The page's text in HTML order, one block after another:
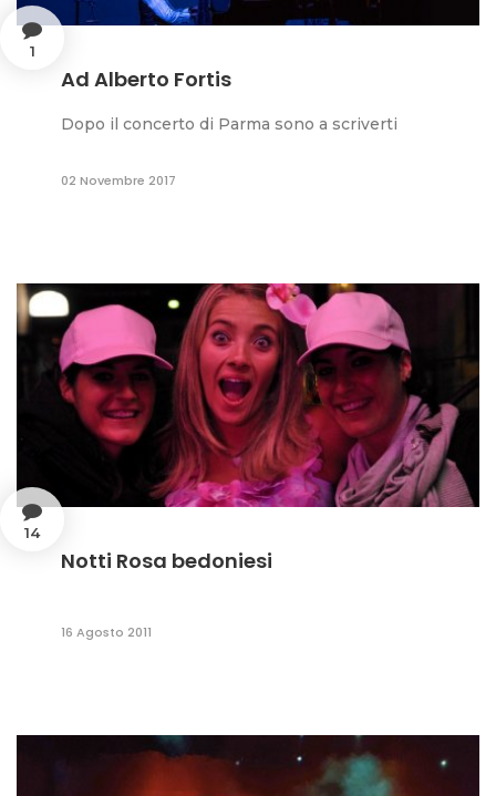
1
Ad Alberto Fortis
Dopo il concerto di Parma sono a scriverti
02 Novembre 2017
14
Notti Rosa bedoniesi
16 Agosto 2011